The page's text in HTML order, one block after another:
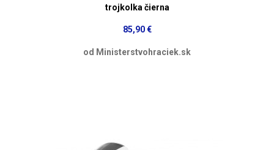
trojkolka čierna
85,90 €
od Ministerstvohraciek.sk